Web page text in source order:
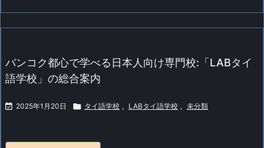
バンコク都心で学べる日本人向け専門校:「LABタイ
語学校」の総合案内
 2025年1月20日  タイ語学校 , LABタイ語学校 , 未分類